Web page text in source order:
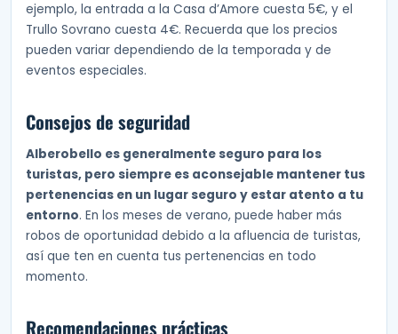
ejemplo, la entrada a la Casa d’Amore cuesta 5€, y el
Trullo Sovrano cuesta 4€. Recuerda que los precios
pueden variar dependiendo de la temporada y de
eventos especiales.
Consejos de seguridad
Alberobello es generalmente seguro para los
turistas, pero siempre es aconsejable mantener tus
pertenencias en un lugar seguro y estar atento a tu
entorno. En los meses de verano, puede haber más
robos de oportunidad debido a la afluencia de turistas,
así que ten en cuenta tus pertenencias en todo
momento.
Recomendaciones prácticas